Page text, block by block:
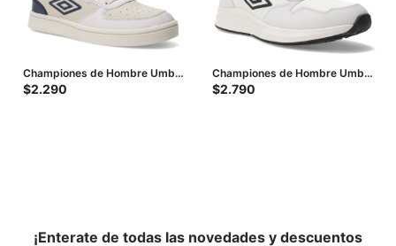
Championes de Hombre Umbro
Milo - Beige - Azul Marino
$2.290
Championes de Hombre Umbro
- Beige
$2.790
¡Enterate de todas las novedades y descuentos